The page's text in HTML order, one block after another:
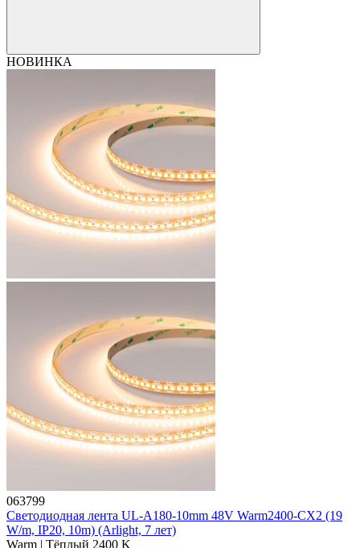
НОВИНКА
063799
Светодиодная лента UL-A180-10mm 48V Warm2400-CX2 (19
W/m, IP20, 10m) (Arlight, 7 лет)
Warm | Тёплый 2400 K